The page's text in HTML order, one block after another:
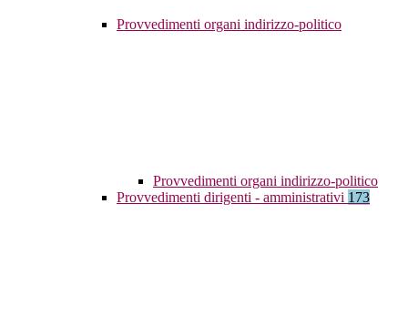
Provvedimenti organi indirizzo-politico
Provvedimenti organi indirizzo-politico
Provvedimenti dirigenti - amministrativi 173